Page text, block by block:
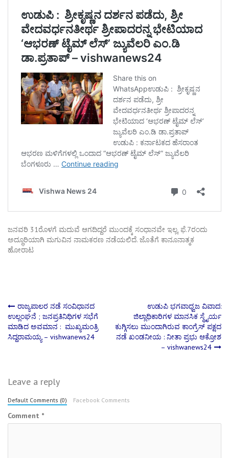
ಜನವರಿ 31ರೊಳಗೆ ಮದುವೆ ಆಗದಿದ್ದರೆ ಮುಂದಕ್ಕೆ ಸಂಧಾನವೇ ಇಲ್ಲ, ಫೆ.7ರಂದು
ಅದ್ಧೂರಿಯಾಗಿ ಮಗುವಿನ ನಾಮಕರಣ ನಡೆಯಲಿದೆ. ಜೊತೆಗೆ ಕಾನೂನಾತ್ಮಕ
ಹೋರಾಟ
Post
navigation
ರಾಜ್ಯಪಾಲರ ನಡೆ ಸಂವಿಧಾನದ
ಉಲ್ಲಂಘನೆ ; ಜನಪ್ರತಿನಿಧಿಗಳ ಸಭೆಗೆ
ಮಾಡಿದ ಅವಮಾನ : ಮುಖ್ಯಮಂತ್ರಿ
ಸಿದ್ದರಾಮಯ್ಯ – vishwanews24
ಉಡುಪಿ ಭಗವಾಧ್ವಜ ವಿವಾದ:
ಜಿಲ್ಲಾಧಿಕಾರಿಗಳ ಮಾನಸಿಕ ಸ್ಥೈರ್ಯ
ಕುಗ್ಗಿಸಲು ಮುಂದಾಗಿರುವ ಕಾಂಗ್ರೆಸ್ ಪಕ್ಷದ
ನಡೆ ಖಂಡನೀಯ : ನೀತಾ ಪ್ರಭು ಆಕ್ರೋಶ
– vishwanews24
Leave a reply
Default Comments (0) Facebook Comments
Comment *